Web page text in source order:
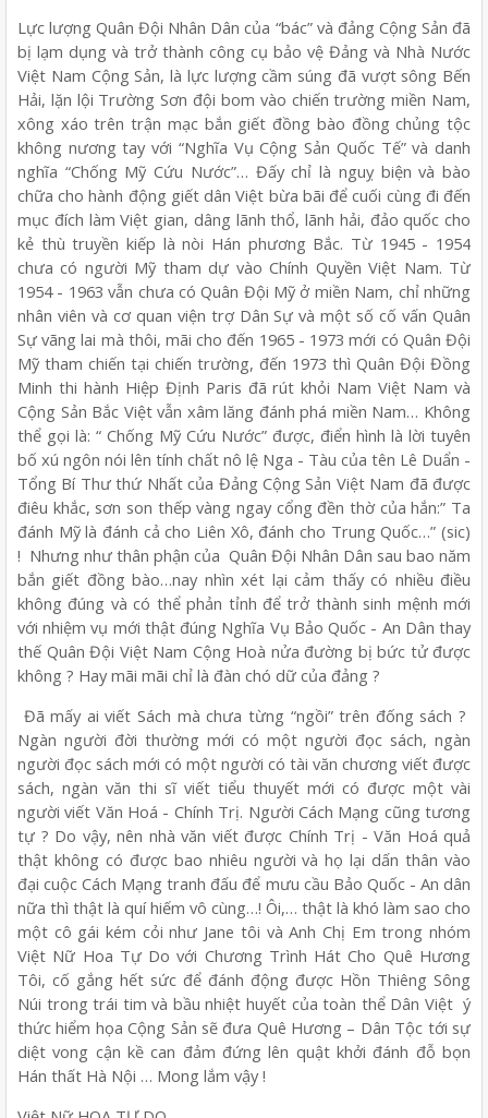
Lực lượng Quân Đội Nhân Dân của “bác” và đảng Cộng Sản đã
bị lạm dụng và trở thành công cụ bảo vệ Đảng và Nhà Nước
Việt Nam Cộng Sản, là lực lượng cầm súng đã vượt sông Bến
Hải, lặn lội Trường Sơn đội bom vào chiến trường miền Nam,
xông xáo trên trận mạc bắn giết đồng bào đồng chủng tộc
không nương tay với “Nghĩa Vụ Cộng Sản Quốc Tế” và danh
nghĩa “Chống Mỹ Cứu Nước”… Đấy chỉ là nguỵ biện và bào
chữa cho hành động giết dân Việt bừa bãi để cuối cùng đi đến
mục đích làm Việt gian, dâng lãnh thổ, lãnh hải, đảo quốc cho
kẻ thù truyền kiếp là nòi Hán phương Bắc. Từ 1945 - 1954
chưa có người Mỹ tham dự vào Chính Quyền Việt Nam. Từ
1954 - 1963 vẫn chưa có Quân Đội Mỹ ở miền Nam, chỉ những
nhân viên và cơ quan viện trợ Dân Sự và một số cố vấn Quân
Sự vãng lai mà thôi, mãi cho đến 1965 - 1973 mới có Quân Đội
Mỹ tham chiến tại chiến trường, đến 1973 thì Quân Đội Đồng
Minh thi hành Hiệp Định Paris đã rút khỏi Nam Việt Nam và
Cộng Sản Bắc Việt vẫn xâm lăng đánh phá miền Nam… Không
thể gọi là: “ Chống Mỹ Cứu Nước” được, điển hình là lời tuyên
bố xú ngôn nói lên tính chất nô lệ Nga - Tàu của tên Lê Duẩn -
Tổng Bí Thư thứ Nhất của Đảng Cộng Sản Việt Nam đã được
điêu khắc, sơn son thếp vàng ngay cổng đền thờ của hắn:” Ta
đánh Mỹ là đánh cả cho Liên Xô, đánh cho Trung Quốc…” (sic)
! Nhưng như thân phận của Quân Đội Nhân Dân sau bao năm
bắn giết đồng bào…nay nhìn xét lại cảm thấy có nhiều điều
không đúng và có thể phản tỉnh để trở thành sinh mệnh mới
với nhiệm vụ mới thật đúng Nghĩa Vụ Bảo Quốc - An Dân thay
thế Quân Đội Việt Nam Cộng Hoà nửa đường bị bức tử được
không ? Hay mãi mãi chỉ là đàn chó dữ của đảng ?
Đã mấy ai viết Sách mà chưa từng “ngồi” trên đống sách ?
Ngàn người đời thường mới có một người đọc sách, ngàn
người đọc sách mới có một người có tài văn chương viết được
sách, ngàn văn thi sĩ viết tiểu thuyết mới có được một vài
người viết Văn Hoá - Chính Trị. Người Cách Mạng cũng tương
tự ? Do vậy, nên nhà văn viết được Chính Trị - Văn Hoá quả
thật không có được bao nhiêu người và họ lại dấn thân vào
đại cuộc Cách Mạng tranh đấu để mưu cầu Bảo Quốc - An dân
nữa thì thật là quí hiếm vô cùng…! Ôi,… thật là khó làm sao cho
một cô gái kém cỏi như Jane tôi và Anh Chị Em trong nhóm
Việt Nữ Hoa Tự Do với Chương Trình Hát Cho Quê Hương
Tôi, cố gắng hết sức để đánh động được Hồn Thiêng Sông
Núi trong trái tim và bầu nhiệt huyết của toàn thể Dân Việt ý
thức hiểm họa Cộng Sản sẽ đưa Quê Hương – Dân Tộc tới sự
diệt vong cận kề can đảm đứng lên quật khởi đánh đỗ bọn
Hán thất Hà Nội … Mong lắm vậy !